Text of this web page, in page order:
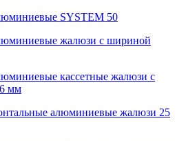
SYSTEM 50
жалюзи с шириной
кассетные жалюзи с
мм
алюминиевые жалюзи 25